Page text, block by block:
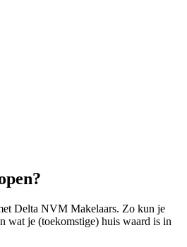
Delta NVM Makelaars. Zo kun je
wat je (toekomstige) huis waard is in